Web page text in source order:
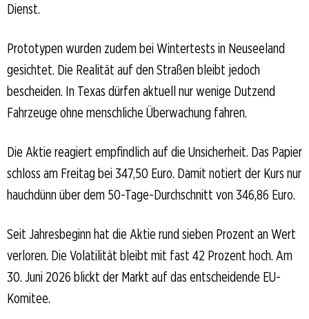
Dienst.
Prototypen wurden zudem bei Wintertests in Neuseeland
gesichtet. Die Realität auf den Straßen bleibt jedoch
bescheiden. In Texas dürfen aktuell nur wenige Dutzend
Fahrzeuge ohne menschliche Überwachung fahren.
Die Aktie reagiert empfindlich auf die Unsicherheit. Das Papier
schloss am Freitag bei 347,50 Euro. Damit notiert der Kurs nur
hauchdünn über dem 50-Tage-Durchschnitt von 346,86 Euro.
Seit Jahresbeginn hat die Aktie rund sieben Prozent an Wert
verloren. Die Volatilität bleibt mit fast 42 Prozent hoch. Am
30. Juni 2026 blickt der Markt auf das entscheidende EU-
Komitee.